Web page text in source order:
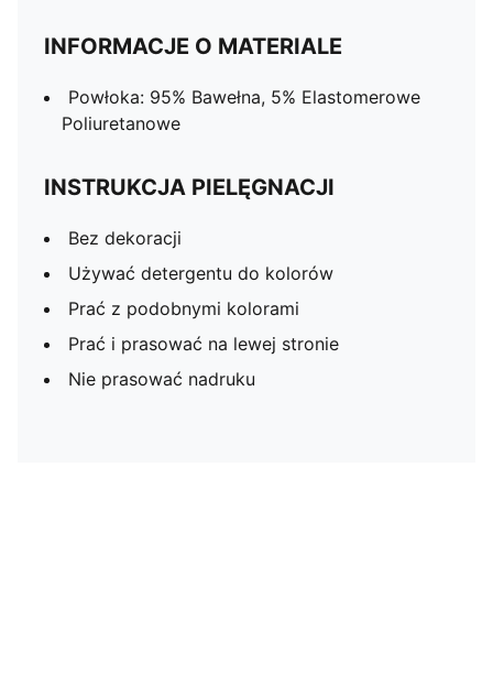
INFORMACJE O MATERIALE
Powłoka: 95% Bawełna, 5% Elastomerowe
Poliuretanowe
INSTRUKCJA PIELĘGNACJI
Bez dekoracji
Używać detergentu do kolorów
Prać z podobnymi kolorami
Prać i prasować na lewej stronie
Nie prasować nadruku